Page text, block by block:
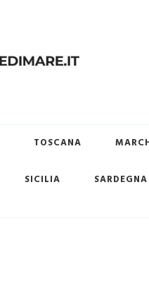
TOSCANA
SICILIA SARDEGNA